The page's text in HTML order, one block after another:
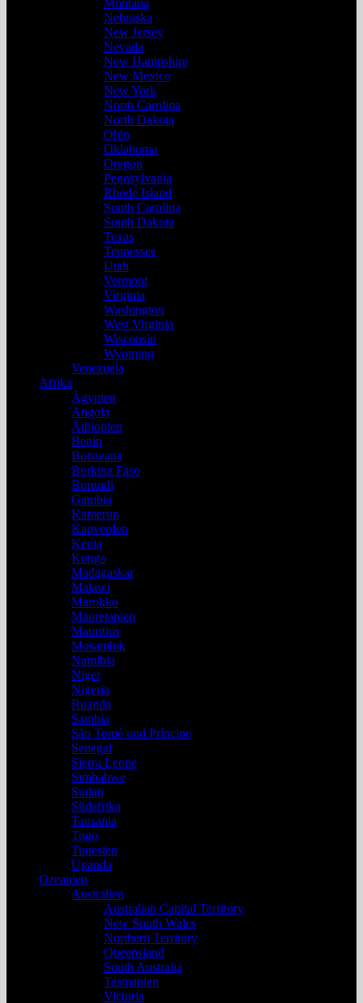
Montana
Nebraska
New Jersey
Nevada
New Hampshire
New Mexico
New York
North Carolina
North Dakota
Ohio
Oklahoma
Oregon
Pennsylvania
Rhode Island
South Carolina
South Dakota
Texas
Tennessee
Utah
Vermont
Virginia
Washington
West Virginia
Wisconsin
Wyoming
Venezuela
Afrika
Ägypten
Angola
Äthiopien
Benin
Botswana
Burkina Faso
Burundi
Gambia
Kamerun
Kapverden
Kenia
Kongo
Madagaskar
Malawi
Marokko
Mauretanien
Mauritius
Mosambik
Namibia
Niger
Nigeria
Ruanda
Sambia
São Tomé und Príncipe
Senegal
Sierra Leone
Simbabwe
Sudan
Südafrika
Tansania
Togo
Tunesien
Uganda
Ozeanien
Australien
Australian Capital Territory
New South Wales
Northern Territory
Queensland
South Australia
Tasmanien
Victoria